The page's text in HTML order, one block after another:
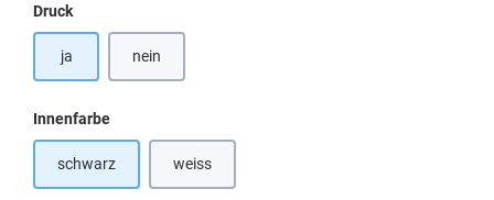
Druckauswählen
ja nein
Innenfarbeauswählen
schwarz weiss(Diese Option ist zurzeit nicht verfügbar.)